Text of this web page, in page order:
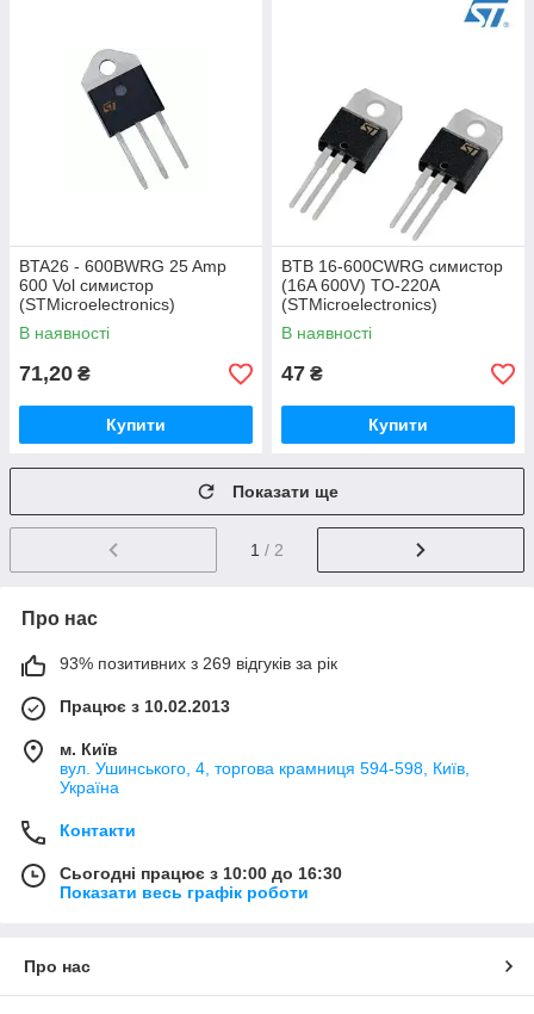
BTA26 - 600BWRG 25 Amp
600 Vol симистор
(STMicroelectronics)
В наявності
71,20 ₴
Купити
BTB 16-600СWRG симистор
(16A 600V) TO-220A
(STMicroelectronics)
В наявності
47 ₴
Купити
Показати ще
1 / 2
Про нас
93% позитивних з 269 відгуків за рік
Працює з 10.02.2013
м. Київ
вул. Ушинського, 4, торгова крамниця 594-598, Київ,
Україна
Контакти
Сьогодні працює з 10:00 до 16:30
Показати весь графік роботи
Про нас